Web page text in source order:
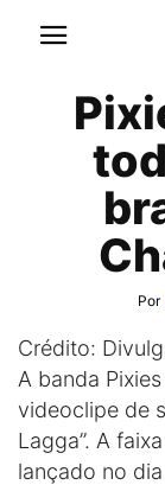
Por
Crédito:
A banda
videoclipe de
Lagga”. A
lançado no